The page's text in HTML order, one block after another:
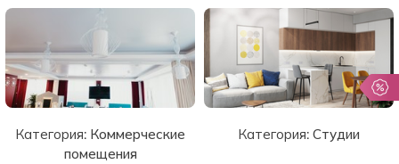
Категория: Коммерческие
помещения
Категория: Студии